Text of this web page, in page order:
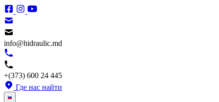
info@hidraulic.md
+(373) 600 24 445
Где нас найти